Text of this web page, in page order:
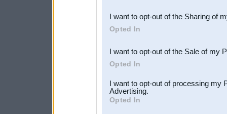
Downstream Participants
third parties.
I want to opt-out of the Sharing of
Opted In
I want to opt-out of the Sale of my
Opted In
I want to opt-out of processing my
Advertising.
Opted In